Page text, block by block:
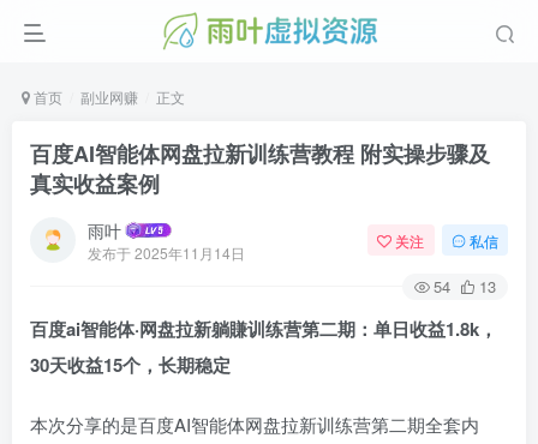
首页 副业网赚 正文
百度AI智能体网盘拉新训练营教程 附实操步骤及
真实收益案例
雨叶
发布于2025年11月14日
关注 私信
54 13
百度ai智能体·网盘拉新躺賺训练营第二期：单日收益1.8k，
30天收益15个，长期稳定
本次分享的是百度AI智能体网盘拉新训练营第二期全套内